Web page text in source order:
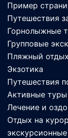
Пример
Путешествия
Горнолыжные
Групповые
Пляжный отдых
Экзотика
Путешествия
Активные
Лечение и
Отдых на